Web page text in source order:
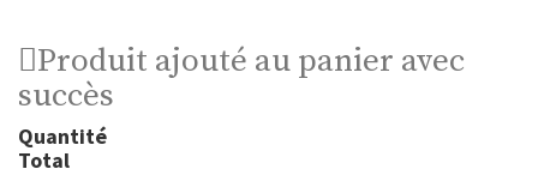
Produit ajouté au panier avec
succès
Quantité
Total